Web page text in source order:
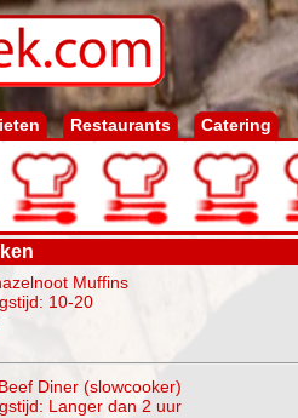
Restaurants Catering
Muffins
10-20
Diner (slowcooker)
Langer dan 2 uur